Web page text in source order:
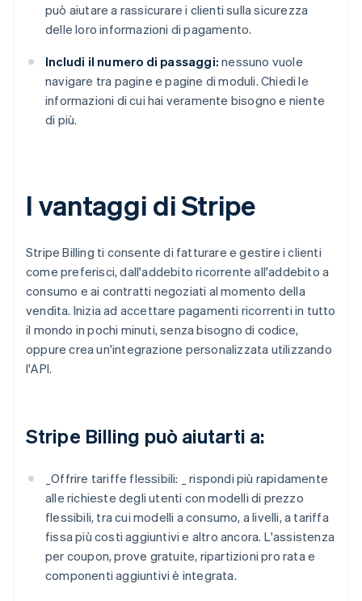
può aiutare a rassicurare i clienti sulla sicurezza
delle loro informazioni di pagamento.
Includi il numero di passaggi: nessuno vuole
navigare tra pagine e pagine di moduli. Chiedi le
informazioni di cui hai veramente bisogno e niente
di più.
I vantaggi di Stripe
Stripe Billing ti consente di fatturare e gestire i clienti
come preferisci, dall'addebito ricorrente all'addebito a
consumo e ai contratti negoziati al momento della
vendita. Inizia ad accettare pagamenti ricorrenti in tutto
il mondo in pochi minuti, senza bisogno di codice,
oppure crea un'integrazione personalizzata utilizzando
l'API.
Stripe Billing può aiutarti a:
_Offrire tariffe flessibili: _
rispondi più rapidamente
alle richieste degli utenti con modelli di prezzo
flessibili, tra cui modelli a consumo, a livelli, a tariffa
fissa più costi aggiuntivi e altro ancora. L'assistenza
per coupon, prove gratuite, ripartizioni pro rata e
componenti aggiuntivi è integrata.